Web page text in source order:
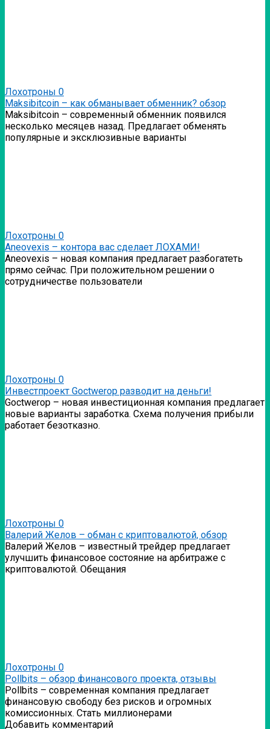
Лохотроны 0
Мaksibitcoin – как обманывает обменник? обзор
Мaksibitcoin – современный обменник появился
несколько месяцев назад. Предлагает обменять
популярные и эксклюзивные варианты
Лохотроны 0
Аneovexis – контора вас сделает ЛОХАМИ!
Аneovexis – новая компания предлагает разбогатеть
прямо сейчас. При положительном решении о
сотрудничестве пользователи
Лохотроны 0
Инвестпроект Goctwerop разводит на деньги!
Goctwerop – новая инвестиционная компания предлагает
новые варианты заработка. Схема получения прибыли
работает безотказно.
Лохотроны 0
Валерий Желов – обман с криптовалютой, обзор
Валерий Желов – известный трейдер предлагает
улучшить финансовое состояние на арбитраже с
криптовалютой. Обещания
Лохотроны 0
Pollbits – обзор финансового проекта, отзывы
Pollbits – современная компания предлагает
финансовую свободу без рисков и огромных
комиссионных. Стать миллионерами
Добавить комментарий